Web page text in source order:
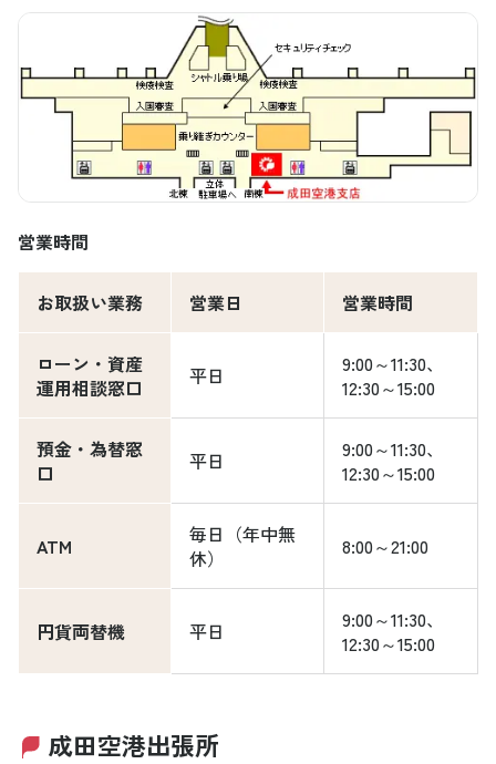
営業時間
お取扱い業務 営業日 営業時間
ローン・資産
運用相談窓口
平日
9:00～11:30、
12:30～15:00
預金・為替窓
口
平日
9:00～11:30、
12:30～15:00
ATM
毎日（年中無
休）
8:00～21:00
円貨両替機 平日
9:00～11:30、
12:30～15:00
成田空港出張所